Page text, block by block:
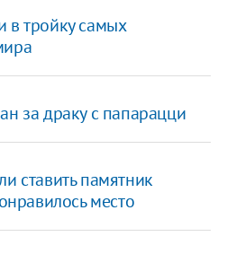
тройку самых
за драку с папарацци
ставить памятник
место